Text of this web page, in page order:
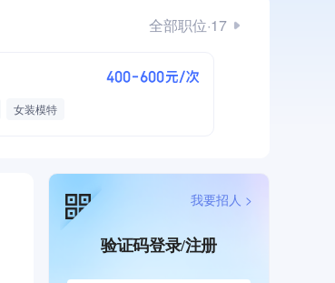
全部职位·17
400-600元/次
女装模特
验证码登录/注册
我要招人 >